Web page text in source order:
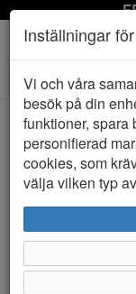
Toggle
navigation
HEM
Inställningar
Vi och våra
besök på din
funktioner, spara
personifierad
cookies, som
välja vilken typ